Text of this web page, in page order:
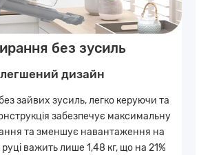
без зусиль
дизайн
зайвих зусиль, легко керуючи та
забезпечує максимальну
та зменшує навантаження на
важить лише 1,48 кг, що на 21%